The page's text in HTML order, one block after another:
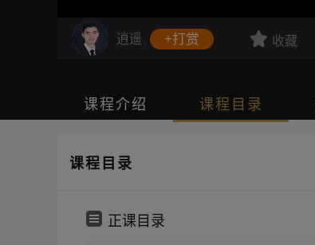
逍遥 +打赏 收藏
课程介绍 课程目录
课程目录
正课目录